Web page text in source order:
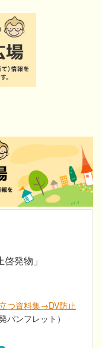
発物」
つ資料集→DV防止
パンフレット）